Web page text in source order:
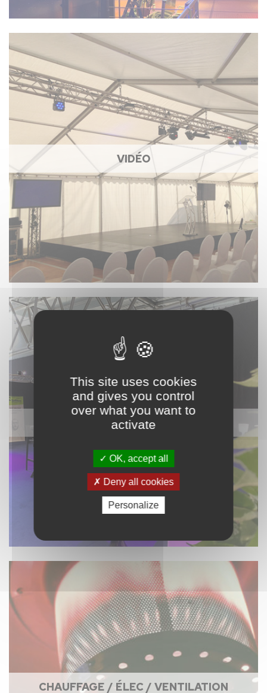
VIDÉO
STAND ET ACCESSOIRES
CHAUFFAGE / ÉLEC / VENTILATION
This site uses cookies
and gives you control
over what you want to
activate
OK, accept all
Deny all cookies
Personalize